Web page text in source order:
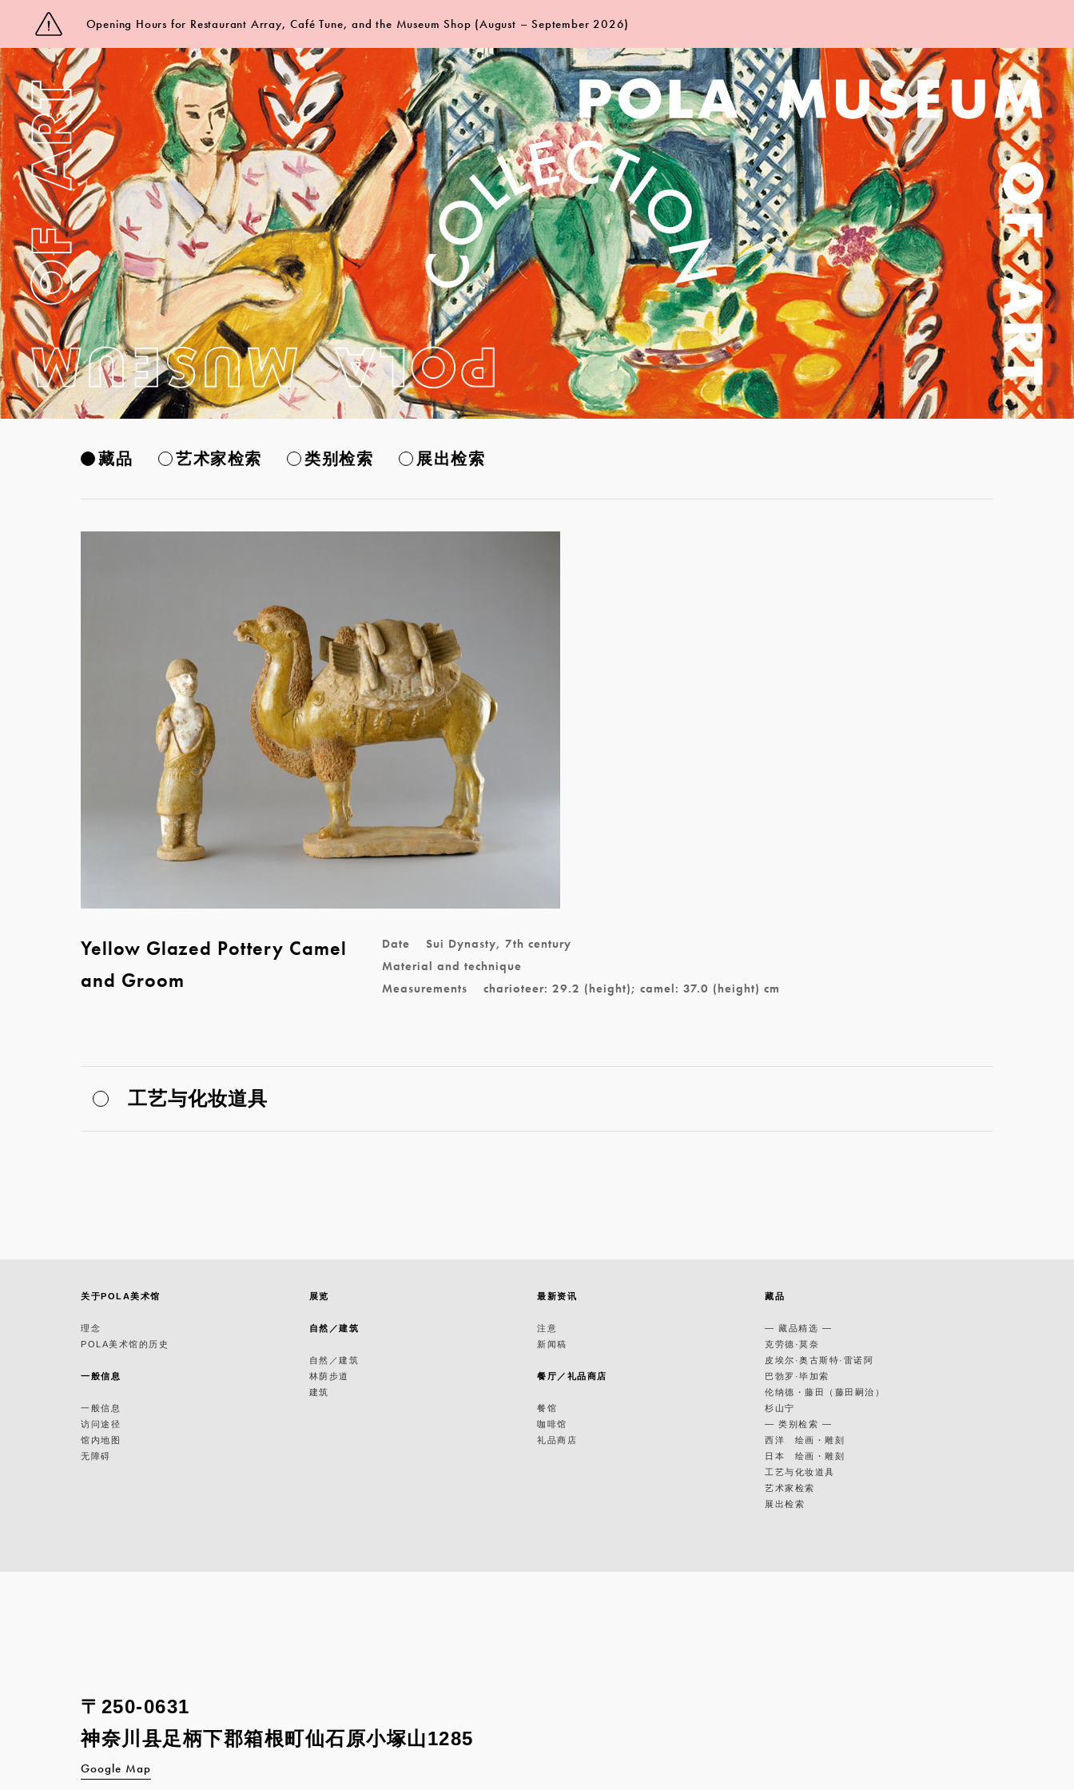
Opening Hours for Restaurant Array, Café Tune, and the Museum Shop (August – September 2026)
藏品 艺术家检索 类别检索 展出检索
Yellow Glazed Pottery Camel
and Groom
Date
Sui Dynasty, 7th century
Material and technique
Measurements
charioteer: 29.2 (height); camel: 37.0 (height) cm
工艺与化妆道具
关于POLA美术馆
理念
POLA美术馆的历史
一般信息
一般信息
访问途径
馆内地图
无障碍
展览
自然／建筑
自然／建筑
林荫步道
建筑
最新资讯
注意
新闻稿
餐厅／礼品商店
餐馆
咖啡馆
礼品商店
藏品
— 藏品精选 —
克劳德·莫奈
皮埃尔·奥古斯特·雷诺阿
巴勃罗·毕加索
伦纳德・藤田（藤田嗣治）
杉山宁
— 类别检索 —
西洋 绘画・雕刻
日本 绘画・雕刻
工艺与化妆道具
艺术家检索
展出检索
〒250-0631
神奈川县足柄下郡箱根町仙石原小塚山1285
Google Map